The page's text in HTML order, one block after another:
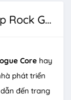
Mua bản quyền game Deep Rock Galactic: Rogue Core
Core hay
phát triển
đến trang